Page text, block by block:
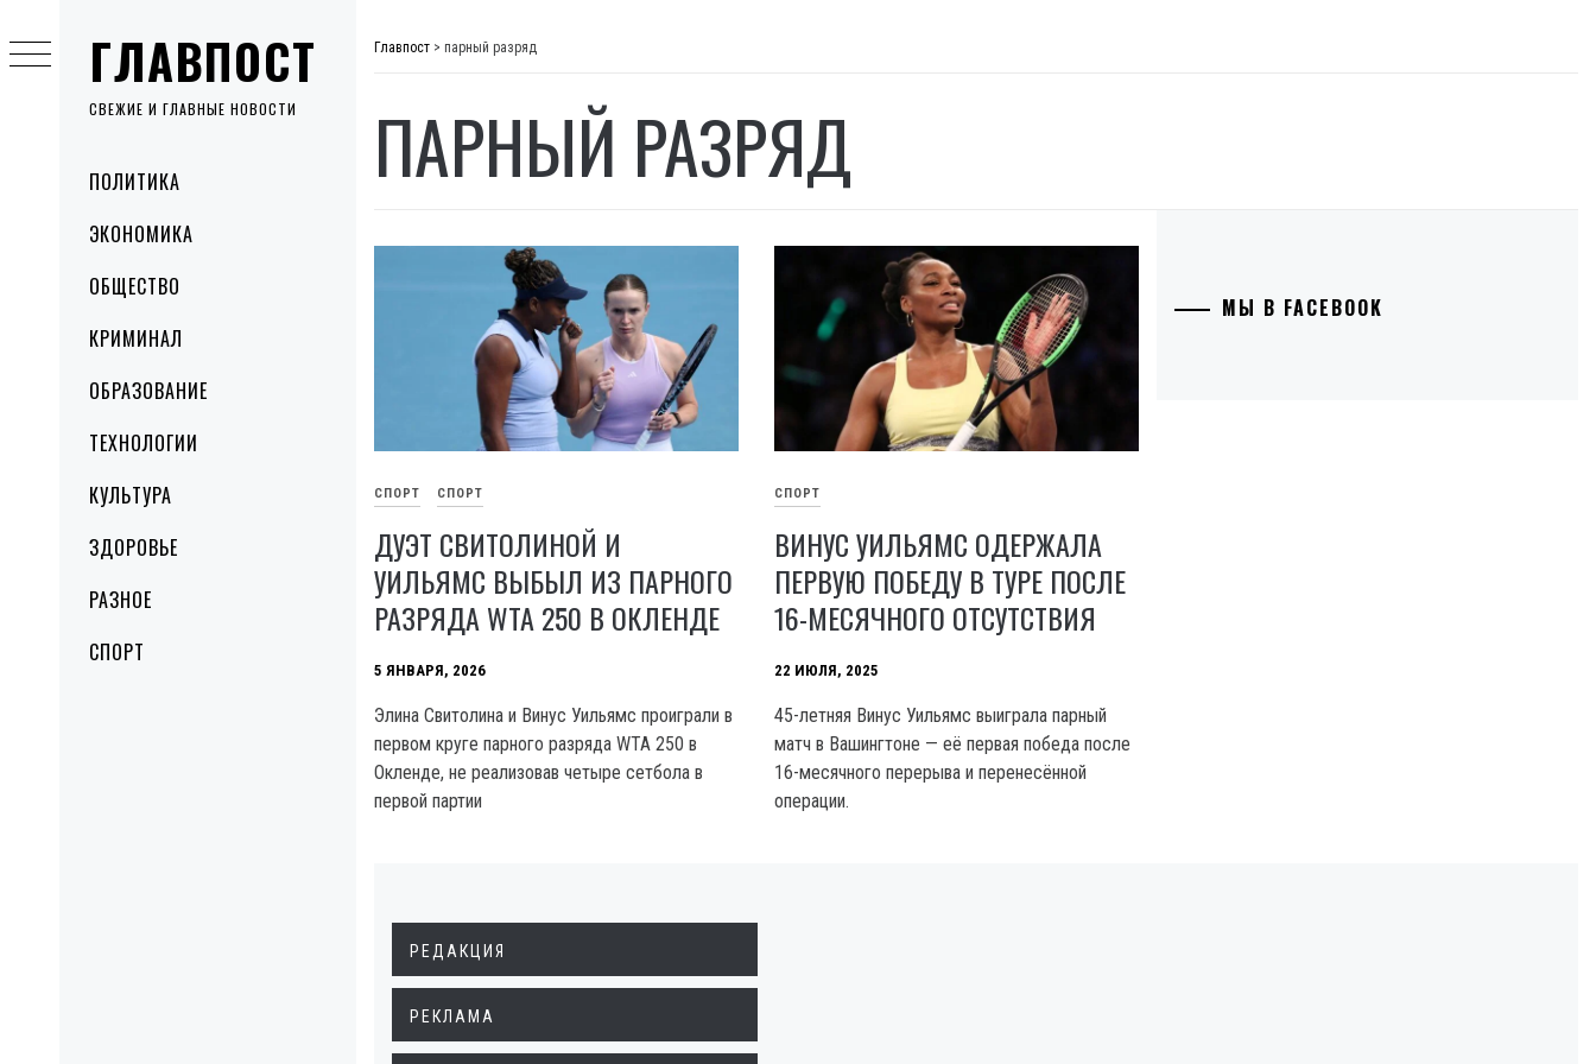
ГЛАВПОСТ
СВЕЖИЕ И ГЛАВНЫЕ НОВОСТИ
MenuПОЛИТИКА
ЭКОНОМИКА
ОБЩЕСТВО
КРИМИНАЛ
ОБРАЗОВАНИЕ
ТЕХНОЛОГИИ
КУЛЬТУРА
ЗДОРОВЬЕ
РАЗНОЕ
СПОРТ
to
content
Главпост > парный разряд
ПАРНЫЙ РАЗРЯД
СПОРТ СПОРТ
ДУЭТ СВИТОЛИНОЙ И
УИЛЬЯМС ВЫБЫЛ ИЗ ПАРНОГО
РАЗРЯДА WTA 250 В ОКЛЕНДЕ
5 ЯНВАРЯ, 2026
Элина Свитолина и Винус Уильямс проиграли в
первом круге парного разряда WTA 250 в
Окленде, не реализовав четыре сетбола в
первой партии
СПОРТ
ВИНУС УИЛЬЯМС ОДЕРЖАЛА
ПЕРВУЮ ПОБЕДУ В ТУРЕ ПОСЛЕ
16-МЕСЯЧНОГО ОТСУТСТВИЯ
22 ИЮЛЯ, 2025
45-летняя Винус Уильямс выиграла парный
матч в Вашингтоне — её первая победа после
16-месячного перерыва и перенесённой
операции.
МЫ В FACEBOOK
РЕДАКЦИЯ
РЕКЛАМА